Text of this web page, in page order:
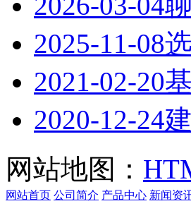
2025-11-08
2021-02-20
2020-12-24
网站地图：
网站首页 公司简介 产品中心 新闻资